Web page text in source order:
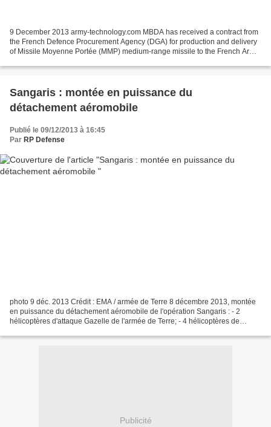
9 December 2013 army-technology.com MBDA has received a contract from
the French Defence Procurement Agency (DGA) for production and delivery
of Missile Moyenne Portée (MMP) medium-range missile to the French Army.
Sangaris : montée en puissance du
détachement aéromobile
Publié le 09/12/2013 à 16:45
Par RP Defense
photo 9 déc. 2013 Crédit : EMA / armée de Terre 8 décembre 2013, montée
en puissance du détachement aéromobile de l'opération Sangaris : - 2
hélicoptères d'attaque Gazelle de l'armée de Terre; - 4 hélicoptères de
Publicité